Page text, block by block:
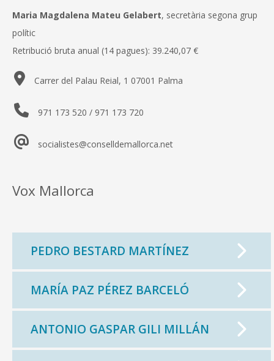
Maria Magdalena Mateu Gelabert, secretària segona grup
polític
Retribució bruta anual (14 pagues): 39.240,07 €
Carrer del Palau Reial, 1 07001 Palma
971 173 520 / 971 173 720
socialistes@conselldemallorca.net
Vox Mallorca
PEDRO BESTARD MARTÍNEZ
MARÍA PAZ PÉREZ BARCELÓ
ANTONIO GASPAR GILI MILLÁN